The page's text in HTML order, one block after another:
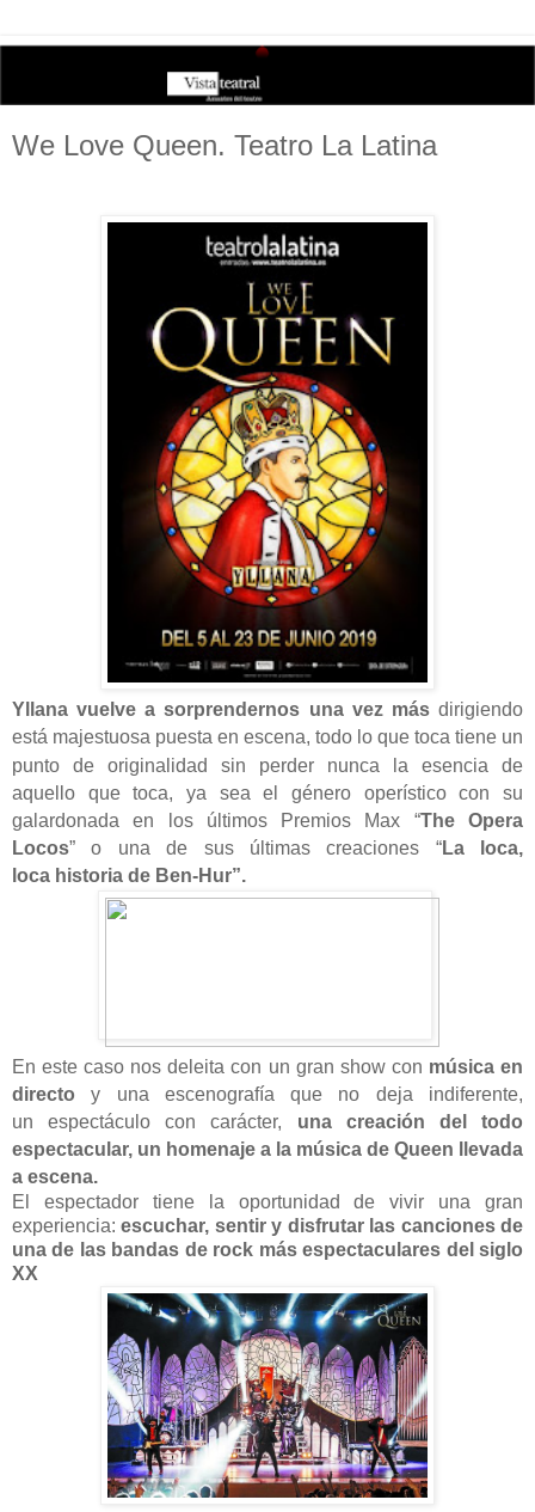
We Love Queen. Teatro La Latina
Yllana vuelve a sorprendernos una vez másdirigiendo
está majestuosa puesta en escena, todo lo que toca tiene un
punto de originalidad sin perder nunca la esencia de
aquello que toca, ya sea el género operístico con su
galardonada en los últimos Premios Max “The Opera
Locos” o una de sus últimas creaciones “La loca,
loca historia de Ben-Hur”.
En este caso nos deleita con un gran show con música en
directo
y una escenografía que no deja indiferente,
unespectáculo con carácter, una creación del todo
espectacular, un homenaje a la música de Queen llevada
a escena.
El espectador tiene la oportunidad de vivir una gran
experiencia:escuchar, sentir y disfrutar las canciones de
una de las bandas de rock más espectaculares del siglo
XX